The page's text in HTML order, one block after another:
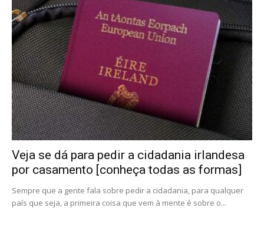
Veja se dá para pedir a cidadania irlandesa
por casamento [conheça todas as formas]
Sempre que a gente fala sobre pedir a cidadania, para qualquer
país que seja, a primeira coisa que vem à mente é sobre o...